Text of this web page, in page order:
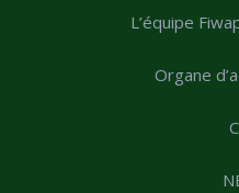
L’équipe
Organe